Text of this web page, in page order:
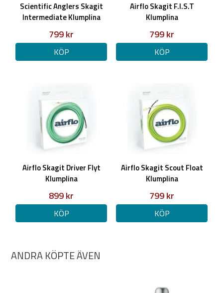
Scientific Anglers Skagit
Intermediate Klumplina
799 kr
KÖP
Airflo Skagit F.I.S.T
Klumplina
799 kr
KÖP
Airflo Skagit Driver Flyt
Klumplina
899 kr
KÖP
Airflo Skagit Scout Float
Klumplina
799 kr
KÖP
ANDRA KÖPTE ÄVEN